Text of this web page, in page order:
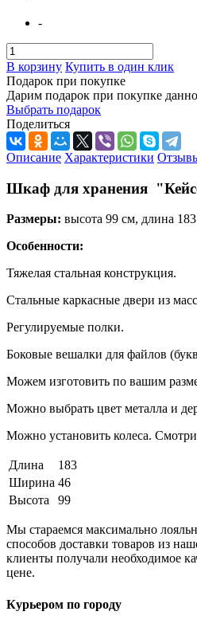
-
В корзину Купить в один клик
Подарок при покупке
Дарим подарок при покупке
Выбрать подарок
Поделиться
Описание Характеристики
Шкаф для хранения
Размеры: высота 99 см, длина
Особенности:
Тяжелая стальная конструкция.
Стальные каркасные двери из
Регулируемые полки.
Боковые вешалки для файлов
Можем изготовить по вашим
Можно выбрать цвет металла и
Можно установить колеса.
Длина
183
Ширина 46
Высота
99
Мы стараемся максимально
способов доставки товаров из
клиенты получали необходимое
цене.
Курьером по городу